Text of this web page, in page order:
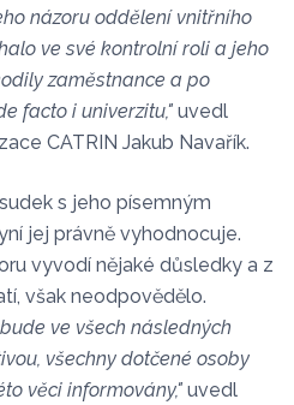
názoru oddělení vnitřního
ve své kontrolní roli a jeho
zaměstnance a po
facto i univerzitu," uvedl
CATRIN Jakub Navařík.
s jeho písemným
jej právně vyhodnocuje.
vyvodí nějaké důsledky a z
však neodpovědělo.
ve všech následných
všechny dotčené osoby
věci informovány," uvedl